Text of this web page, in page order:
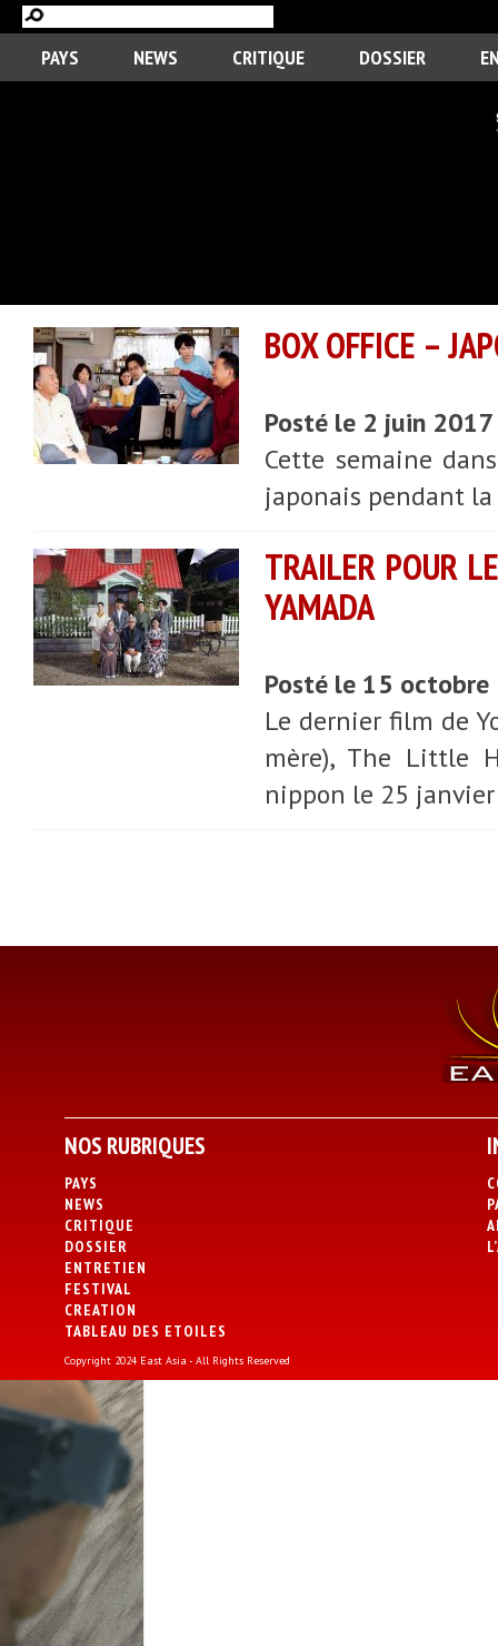
PAYS NEWS CRITIQUE DOSSIER
BOX OFFICE –
Posté le 2 juin
Cette semaine
japonais pendant
TRAILER POUR
YAMADA
Posté le 15
Le dernier film de
mère), The Little
nippon le 25
NOS RUBRIQUES
PAYS
NEWS
CRITIQUE
DOSSIER
ENTRETIEN
FESTIVAL
CREATION
TABLEAU DES ETOILES
Copyright 2024 East Asia - All Rights Reserved